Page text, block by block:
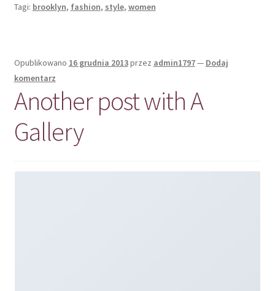
Tagi: brooklyn, fashion, style, women
Opublikowano 16 grudnia 2013przez admin1797— Dodaj
komentarz
Another post with A
Gallery